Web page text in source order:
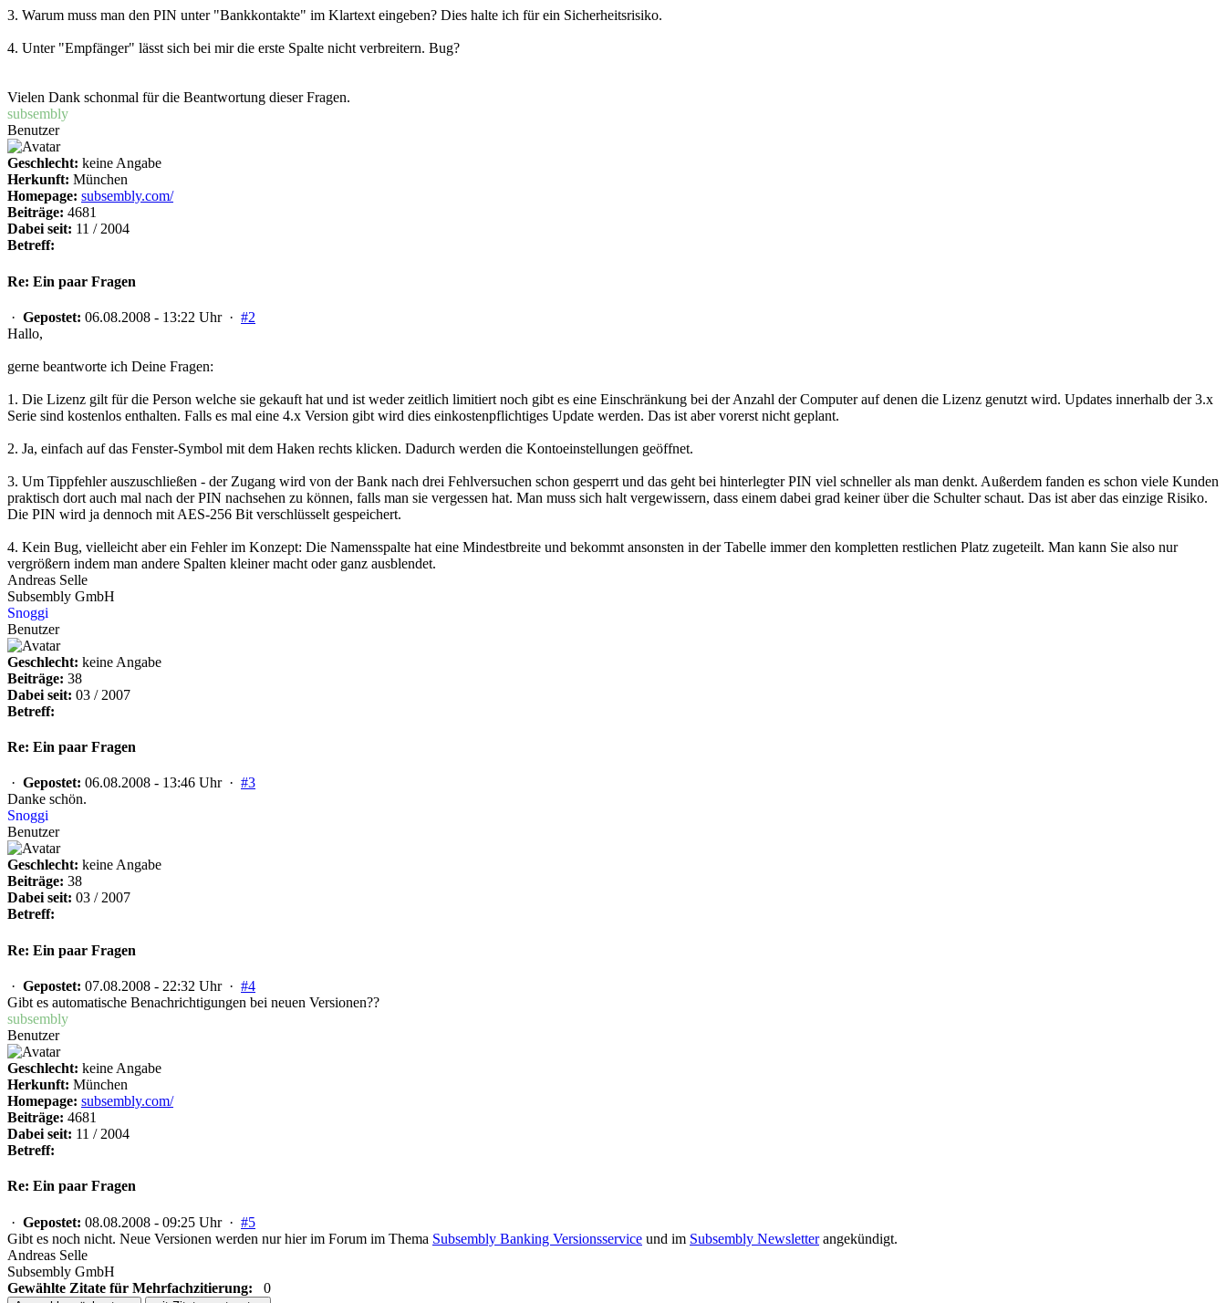
3. Warum muss man den PIN unter "Bankkontakte" im Klartext eingeben? Dies halte ich für ein Sicherheitsrisiko.
4. Unter "Empfänger" lässt sich bei mir die erste Spalte nicht verbreitern. Bug?
Vielen Dank schonmal für die Beantwortung dieser Fragen.
subsembly
Benutzer
Geschlecht: keine Angabe
Herkunft: München
Homepage: subsembly.com/
Beiträge: 4681
Dabei seit: 11 / 2004
Betreff:
Re: Ein paar Fragen
· Gepostet: 06.08.2008 - 13:22 Uhr · #2
Hallo,
gerne beantworte ich Deine Fragen:
1. Die Lizenz gilt für die Person welche sie gekauft hat und ist weder zeitlich limitiert noch gibt es eine Einschränkung bei der Anzahl der Computer auf denen die Lizenz genutzt wird. Updates innerhalb der 3.x
Serie sind kostenlos enthalten. Falls es mal eine 4.x Version gibt wird dies einkostenpflichtiges Update werden. Das ist aber vorerst nicht geplant.
2. Ja, einfach auf das Fenster-Symbol mit dem Haken rechts klicken. Dadurch werden die Kontoeinstellungen geöffnet.
3. Um Tippfehler auszuschließen - der Zugang wird von der Bank nach drei Fehlversuchen schon gesperrt und das geht bei hinterlegter PIN viel schneller als man denkt. Außerdem fanden es schon viele Kunden
praktisch dort auch mal nach der PIN nachsehen zu können, falls man sie vergessen hat. Man muss sich halt vergewissern, dass einem dabei grad keiner über die Schulter schaut. Das ist aber das einzige Risiko.
Die PIN wird ja dennoch mit AES-256 Bit verschlüsselt gespeichert.
4. Kein Bug, vielleicht aber ein Fehler im Konzept: Die Namensspalte hat eine Mindestbreite und bekommt ansonsten in der Tabelle immer den kompletten restlichen Platz zugeteilt. Man kann Sie also nur
vergrößern indem man andere Spalten kleiner macht oder ganz ausblendet.
Andreas Selle
Subsembly GmbH
Snoggi
Benutzer
Geschlecht: keine Angabe
Beiträge: 38
Dabei seit: 03 / 2007
Betreff:
Re: Ein paar Fragen
· Gepostet: 06.08.2008 - 13:46 Uhr · #3
Danke schön.
Snoggi
Benutzer
Geschlecht: keine Angabe
Beiträge: 38
Dabei seit: 03 / 2007
Betreff:
Re: Ein paar Fragen
· Gepostet: 07.08.2008 - 22:32 Uhr · #4
Gibt es automatische Benachrichtigungen bei neuen Versionen??
subsembly
Benutzer
Geschlecht: keine Angabe
Herkunft: München
Homepage: subsembly.com/
Beiträge: 4681
Dabei seit: 11 / 2004
Betreff:
Re: Ein paar Fragen
· Gepostet: 08.08.2008 - 09:25 Uhr · #5
Gibt es noch nicht. Neue Versionen werden nur hier im Forum im Thema Subsembly Banking Versionsservice und im Subsembly Newsletterangekündigt.
Andreas Selle
Subsembly GmbH
Gewählte Zitate für Mehrfachzitierung:
0